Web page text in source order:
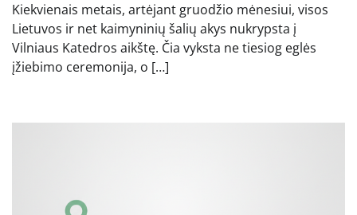
Kiekvienais metais, artėjant gruodžio mėnesiui, visos
Lietuvos ir net kaimyninių šalių akys nukrypsta į
Vilniaus Katedros aikštę. Čia vyksta ne tiesiog eglės
įžiebimo ceremonija, o […]